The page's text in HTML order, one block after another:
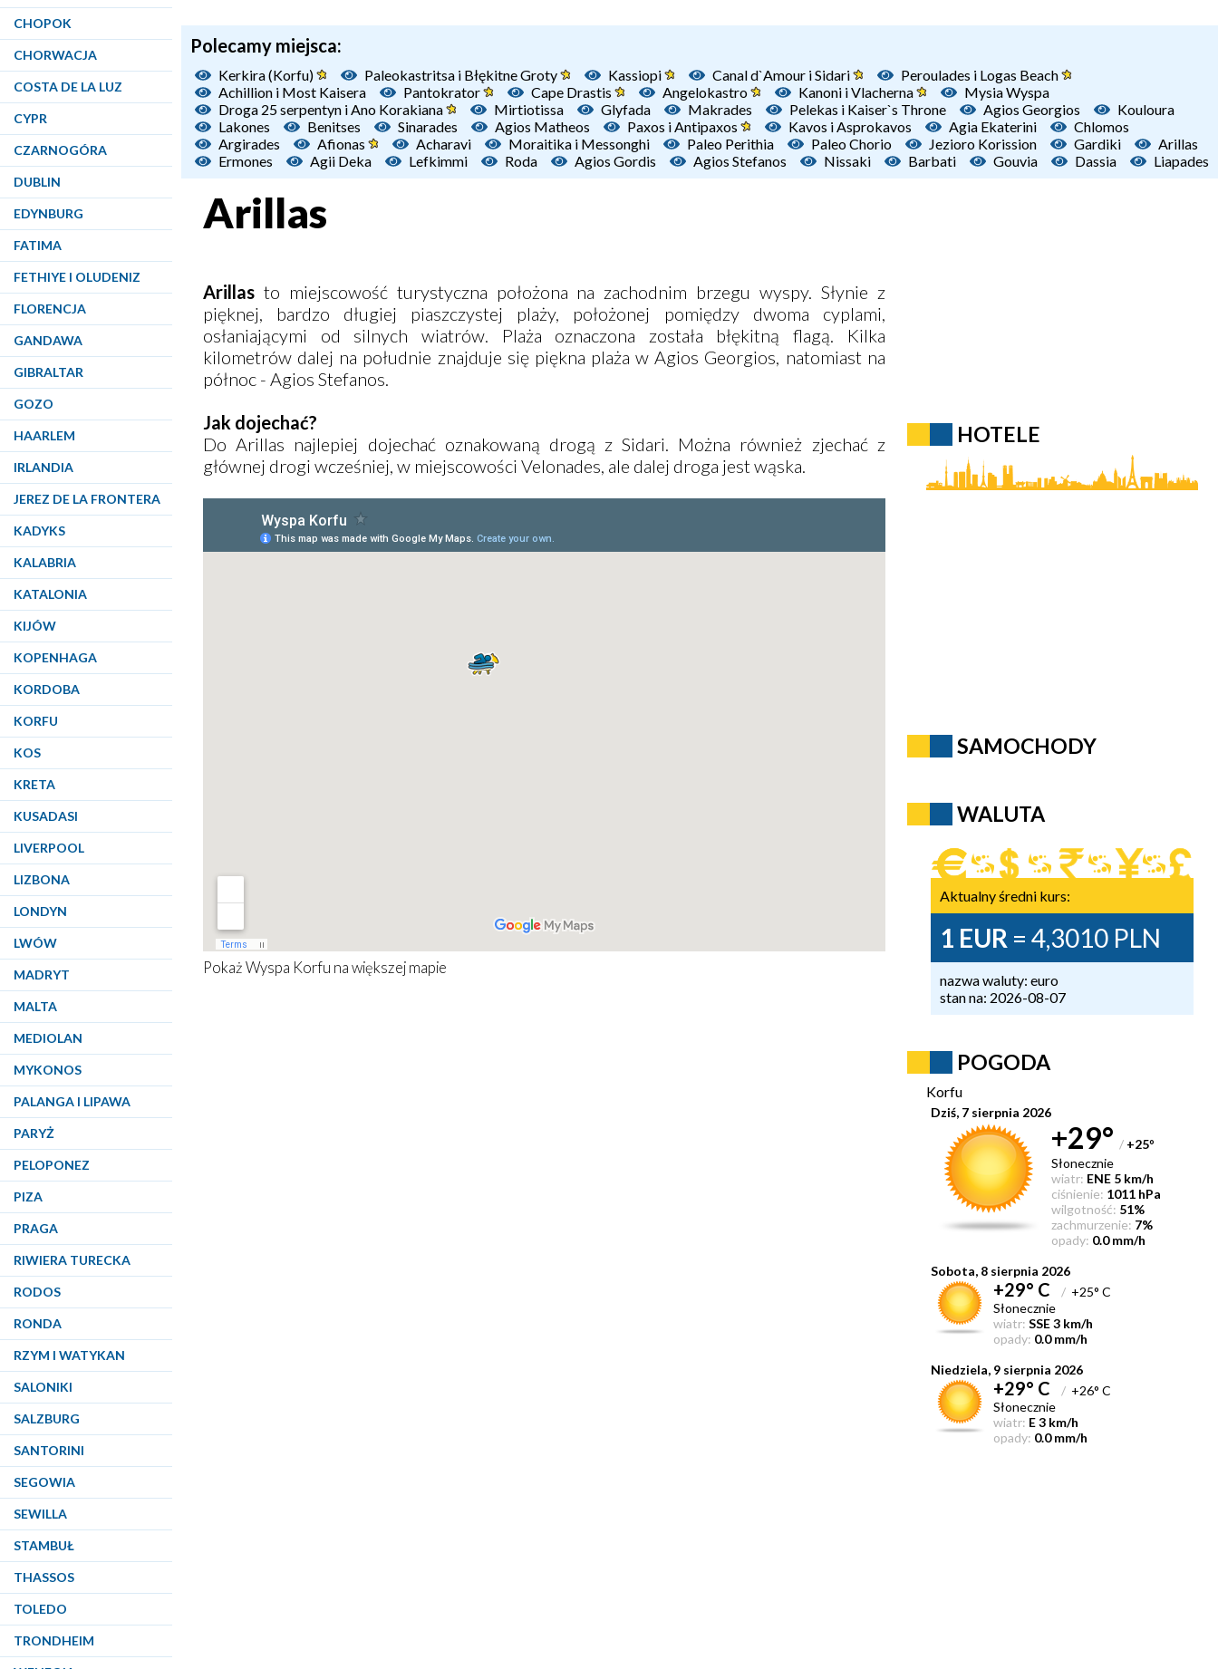
CHOPOK
CHORWACJA
COSTA DE LA LUZ
CYPR
CZARNOGÓRA
DUBLIN
EDYNBURG
FATIMA
FETHIYE I OLUDENIZ
FLORENCJA
GANDAWA
GIBRALTAR
GOZO
HAARLEM
IRLANDIA
JEREZ DE LA FRONTERA
KADYKS
KALABRIA
KATALONIA
KIJÓW
KOPENHAGA
KORDOBA
KORFU
KOS
KRETA
KUSADASI
LIVERPOOL
LIZBONA
LONDYN
LWÓW
MADRYT
MALTA
MEDIOLAN
MYKONOS
PALANGA I LIPAWA
PARYŻ
PELOPONEZ
PIZA
PRAGA
RIWIERA TURECKA
RODOS
RONDA
RZYM I WATYKAN
SALONIKI
SALZBURG
SANTORINI
SEGOWIA
SEWILLA
STAMBUŁ
THASSOS
TOLEDO
TRONDHEIM
Polecamy miejsca:
Kerkira (Korfu) Paleokastritsa i Błękitne Groty Kassiopi Canal d`Amour i Sidari
Peroulades i Logas Beach
Achillion i Most Kaisera
Pantokrator Cape Drastis Angelokastro Kanoni i Vlacherna
Mysia Wyspa
Droga 25 serpentyn i Ano Korakiana
Mirtiotissa Glyfada Makrades Pelekas i Kaiser`s Throne Agios Georgios
Kouloura
Lakones
Benitses Sinarades Agios Matheos Paxos i Antipaxos Kavos i Asprokavos Agia Ekaterini
Chlomos
Argirades
Afionas Acharavi Moraitika i Messonghi Paleo Perithia Paleo Chorio Jezioro Korission Gardiki
Arillas
Ermones
Agii Deka Lefkimmi Roda Agios Gordis Agios Stefanos Nissaki Barbati Gouvia Dassia Liapades
Arillas
Arillas to miejscowość turystyczna położona na zachodnim brzegu wyspy. Słynie z
pięknej, bardzo długiej piaszczystej plaży, położonej pomiędzy dwoma cyplami,
osłaniającymi od silnych wiatrów. Plaża oznaczona została błękitną flagą. Kilka
kilometrów dalej na południe znajduje się piękna plaża w Agios Georgios, natomiast na
północ - Agios Stefanos.
Jak dojechać?
Do Arillas najlepiej dojechać oznakowaną drogą z Sidari. Można również zjechać z
głównej drogi wcześniej, w miejscowości Velonades, ale dalej droga jest wąska.
PokażWyspa Korfu na większej mapie
HOTELE
SAMOCHODY
WALUTA
Aktualny średni kurs:
1 EUR = 4,3010 PLN
nazwa waluty: euro
stan na: 2026-08-07
POGODA
Korfu
Dziś, 7 sierpnia 2026
+29° / +25°
Słonecznie
wiatr: ENE 5 km/h
ciśnienie: 1011 hPa
wilgotność: 51%
zachmurzenie: 7%
opady: 0.0 mm/h
Sobota, 8 sierpnia 2026
+29° C / +25° C
Słonecznie
wiatr: SSE 3 km/h
opady: 0.0 mm/h
Niedziela, 9 sierpnia 2026
+29° C / +26° C
Słonecznie
wiatr: E 3 km/h
opady: 0.0 mm/h